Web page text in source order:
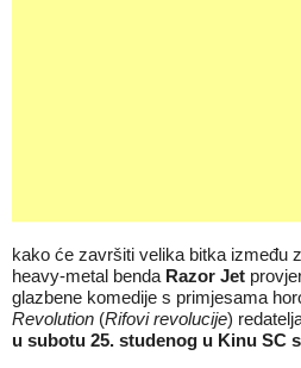
kako će završiti velika bitka između
heavy-metal benda Razor Jet
glazbene komedije s primjesama
Revolution (Rifovi revolucije)
u subotu 25. studenog u Kinu SC